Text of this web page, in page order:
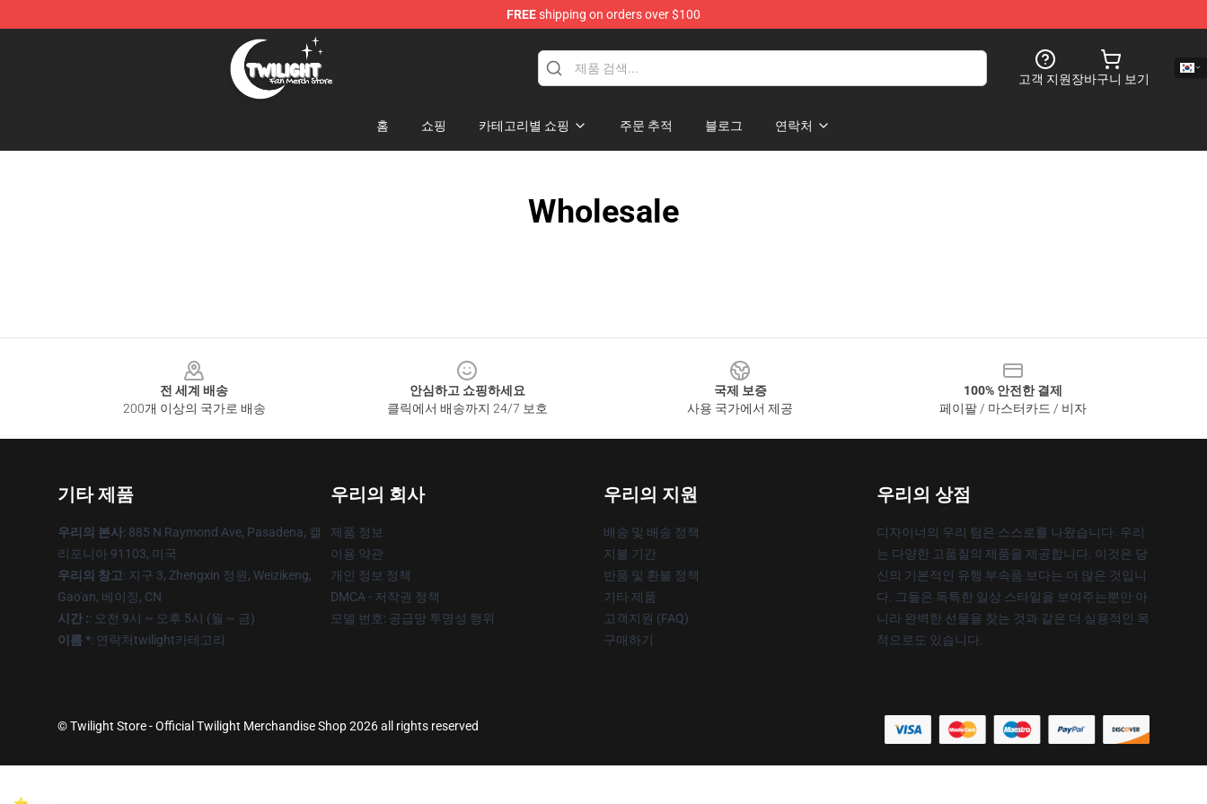
FREEshipping on orders over $100
Twilight Store - Official Twilight Merchandise Shop
고객 지원장바구니 보기
홈 쇼핑 카테고리별 쇼핑 주문 추적 블로그 연락처
Wholesale
전 세계 배송
200개 이상의 국가로 배송
안심하고 쇼핑하세요
클릭에서 배송까지 24/7 보호
국제 보증
사용 국가에서 제공
100% 안전한 결제
페이팔 / 마스터카드 / 비자
기타 제품
우리의 본사: 885 N Raymond Ave, Pasadena, 캘
리포니아 91103, 미국
우리의 창고: 지구 3, Zhengxin 정원, Weizikeng,
Gao'an, 베이징, CN
시간 :: 오전 9시 ~ 오후 5시 (월 ~ 금)
이름 *: 연락처twilight카테고리
우리의 회사
제품 정보
이용 약관
개인 정보 정책
DMCA - 저작권 정책
모델 번호: 공급망 투명성 행위
우리의 지원
배송 및 배송 정책
지불 기간
반품 및 환불 정책
기타 제품
고객지원 (FAQ)
구매하기
우리의 상점
디자이너의 우리 팀은 스스로를 나왔습니다. 우리
는 다양한 고품질의 제품을 제공합니다. 이것은 당
신의 기본적인 유행 부속품 보다는 더 많은 것입니
다. 그들은 독특한 일상 스타일을 보여주는뿐만 아
니라 완벽한 선물을 찾는 것과 같은 더 실용적인 목
적으로도 있습니다.
© Twilight Store - Official Twilight Merchandise Shop 2026 all rights reserved